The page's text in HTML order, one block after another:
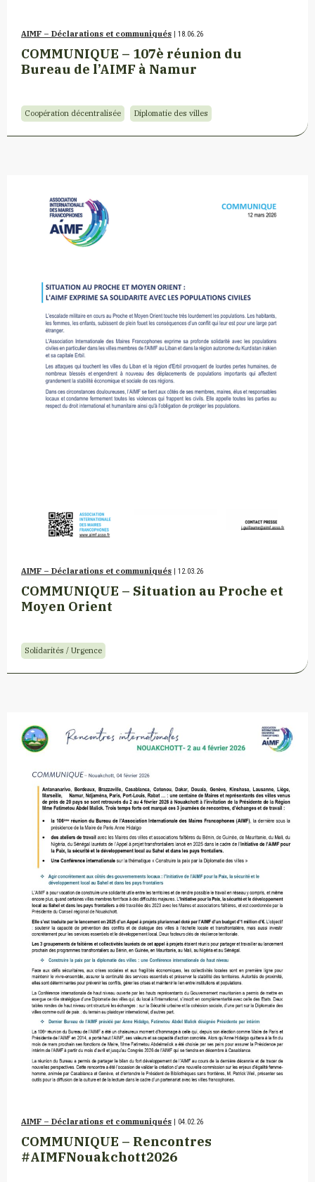
AIMF – Déclarations et communiqués | 18.06.26
COMMUNIQUE – 107è réunion du
Bureau de l’AIMF à Namur
Coopération décentralisée Diplomatie des villes
AIMF – Déclarations et communiqués | 12.03.26
COMMUNIQUE – Situation au Proche et
Moyen Orient
Solidarités / Urgence
AIMF – Déclarations et communiqués | 04.02.26
COMMUNIQUE – Rencontres
#AIMFNouakchott2026